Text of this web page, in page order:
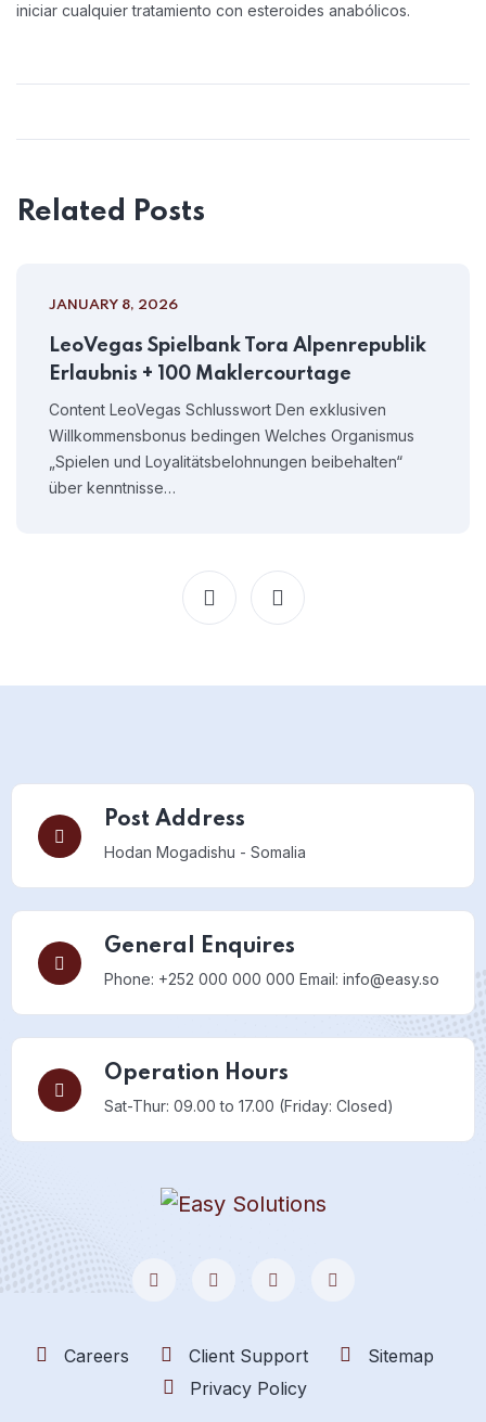
iniciar cualquier tratamiento con esteroides anabólicos.
Related Posts
JANUARY 8, 2026
LeoVegas Spielbank Tora Alpenrepublik
Erlaubnis + 100 Maklercourtage
Content LeoVegas Schlusswort Den exklusiven
Willkommensbonus bedingen Welches Organismus
„Spielen und Loyalitätsbelohnungen beibehalten“
über kenntnisse…
Post Address
Hodan Mogadishu - Somalia
General Enquires
Phone: +252 000 000 000 Email: info@easy.so
Operation Hours
Sat-Thur: 09.00 to 17.00 (Friday: Closed)
Careers Client Support
Sitemap
Privacy Policy